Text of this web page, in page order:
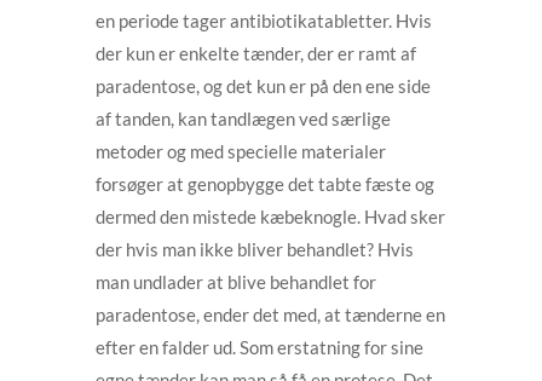
en periode tager antibiotikatabletter. Hvis
der kun er enkelte tænder, der er ramt af
paradentose, og det kun er på den ene side
af tanden, kan tandlægen ved særlige
metoder og med specielle materialer
forsøger at genopbygge det tabte fæste og
dermed den mistede kæbeknogle. Hvad sker
der hvis man ikke bliver behandlet? Hvis
man undlader at blive behandlet for
paradentose, ender det med, at tænderne en
efter en falder ud. Som erstatning for sine